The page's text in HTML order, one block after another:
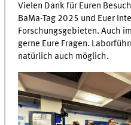
Vielen Dank für Euren
BaMa-Tag 2025 und Euer
Forschungsgebieten. Auch
gerne Eure Fragen.
natürlich auch möglich.